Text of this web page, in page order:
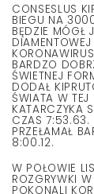
CONSESLUS
BIEGU NA
BĘDZIE MÓGŁ
BARDZO
ŚWIETNEJ
DODAŁ
ŚWIATA W TEJ
KATARCZYKA
CZAS 7:53.63.
PRZEŁAMAŁ
8:00.12.
W POŁOWIE
ROZGRYWKI
POKONALI